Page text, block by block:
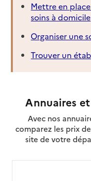
Mettre en
soins à domicile
Organiser une
Trouver un
Annuaires
Avec nos
comparez les prix
site de votre